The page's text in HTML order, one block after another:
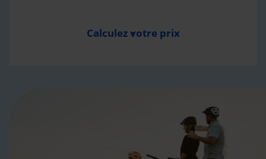
Calculez votre prix